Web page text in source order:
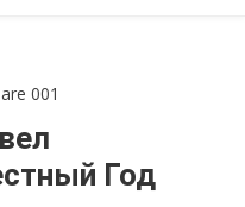
Год